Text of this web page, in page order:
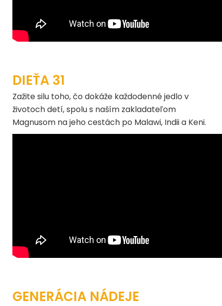
DIEŤA 31
Zažite silu toho, čo dokáže každodenné jedlo v
životoch detí, spolu s naším zakladateľom
Magnusom na jeho cestách po Malawi, Indii a Keni.
GENERÁCIA NÁDEJE